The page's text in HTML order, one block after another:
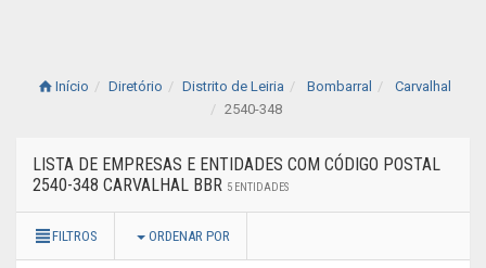
Início Diretório Distrito de Leiria Bombarral
Carvalhal
2540-348
LISTA DE EMPRESAS E ENTIDADES COM CÓDIGO POSTAL
2540-348 CARVALHAL BBR 5 ENTIDADES
FILTROS ORDENAR POR